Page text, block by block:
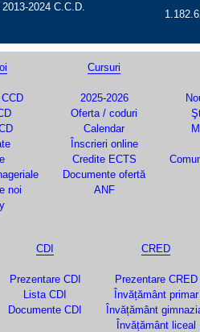
2024 C.C.D.
noi
Cursuri
2025-2026
Oferta / coduri
Calendar
Înscrieri online
Credite ECTS
Documente ofertă
ANF
CDI
Prezentare CDI
Lista CDI
Documente CDI
CRED
Prezentare CRED
Învățământ primar
Învățământ
Învățământ liceal